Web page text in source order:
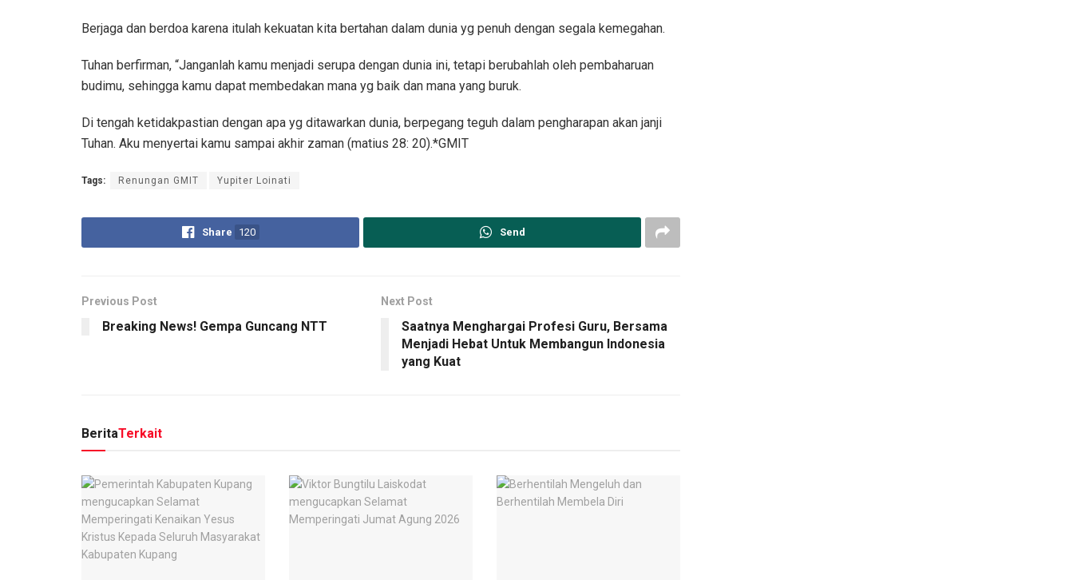
Berjaga dan berdoa karena itulah kekuatan kita bertahan dalam dunia yg penuh dengan segala kemegahan.
Tuhan berfirman, “Janganlah kamu menjadi serupa dengan dunia ini, tetapi berubahlah oleh pembaharuan
budimu, sehingga kamu dapat membedakan mana yg baik dan mana yang buruk.
Di tengah ketidakpastian dengan apa yg ditawarkan dunia, berpegang teguh dalam pengharapan akan janji
Tuhan. Aku menyertai kamu sampai akhir zaman (matius 28: 20).*GMIT
Tags: Renungan GMIT Yupiter Loinati
Share 120 Send
Previous Post
Breaking News! Gempa Guncang NTT
Next Post
Saatnya Menghargai Profesi Guru, Bersama
Menjadi Hebat Untuk Membangun Indonesia
yang Kuat
BeritaTerkait